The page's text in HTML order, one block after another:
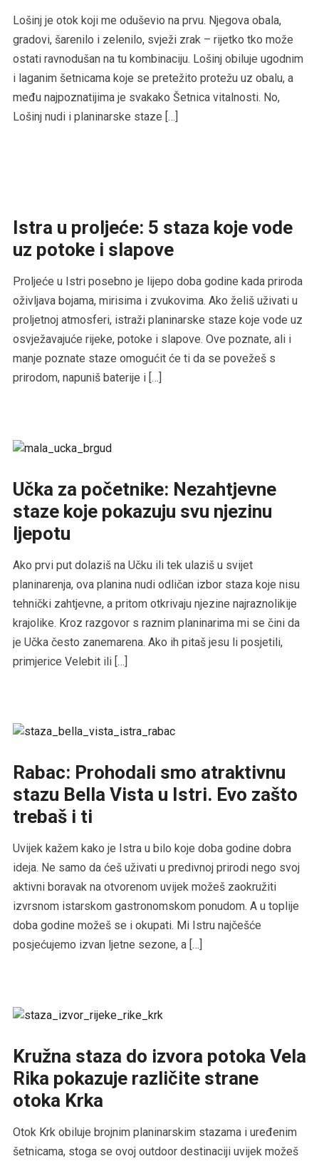
Lošinj je otok koji me oduševio na prvu. Njegova obala,
gradovi, šarenilo i zelenilo, svježi zrak – rijetko tko može
ostati ravnodušan na tu kombinaciju. Lošinj obiluje ugodnim
i laganim šetnicama koje se pretežito protežu uz obalu, a
među najpoznatijima je svakako Šetnica vitalnosti. No,
Lošinj nudi i planinarske staze […]
Istra u proljeće: 5 staza koje vode
uz potoke i slapove
Proljeće u Istri posebno je lijepo doba godine kada priroda
oživljava bojama, mirisima i zvukovima. Ako želiš uživati u
proljetnoj atmosferi, istraži planinarske staze koje vode uz
osvježavajuće rijeke, potoke i slapove. Ove poznate, ali i
manje poznate staze omogućit će ti da se povežeš s
prirodom, napuniš baterije i […]
Učka za početnike: Nezahtjevne
staze koje pokazuju svu njezinu
ljepotu
Ako prvi put dolaziš na Učku ili tek ulaziš u svijet
planinarenja, ova planina nudi odličan izbor staza koje nisu
tehnički zahtjevne, a pritom otkrivaju njezine najraznolikije
krajolike. Kroz razgovor s raznim planinarima mi se čini da
je Učka često zanemarena. Ako ih pitaš jesu li posjetili,
primjerice Velebit ili […]
Rabac: Prohodali smo atraktivnu
stazu Bella Vista u Istri. Evo zašto
trebaš i ti
Uvijek kažem kako je Istra u bilo koje doba godine dobra
ideja. Ne samo da ćeš uživati u predivnoj prirodi nego svoj
aktivni boravak na otvorenom uvijek možeš zaokružiti
izvrsnom istarskom gastronomskom ponudom. A u toplije
doba godine možeš se i okupati. Mi Istru najčešće
posjećujemo izvan ljetne sezone, a […]
Kružna staza do izvora potoka Vela
Rika pokazuje različite strane
otoka Krka
Otok Krk obiluje brojnim planinarskim stazama i uređenim
šetnicama, stoga se ovoj outdoor destinaciji uvijek možeš